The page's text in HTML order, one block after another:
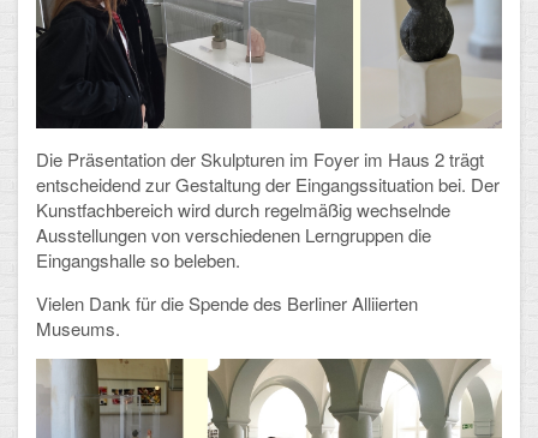
Mathematik, Informatik und Naturwissenschaften
Musische Fächer
Sport
ORGANISATION
Abitur
Kurswahl 10. Kl.
Umwahl 11. Kl.
Die Präsentation der Skulpturen im Foyer im Haus 2 trägt
entscheidend zur Gestaltung der Eingangssituation bei. Der
Kunstfachbereich wird durch regelmäßig wechselnde
Ausstellungen von verschiedenen Lerngruppen die
Eingangshalle so beleben.
Vielen Dank für die Spende des Berliner Alliierten
Museums.